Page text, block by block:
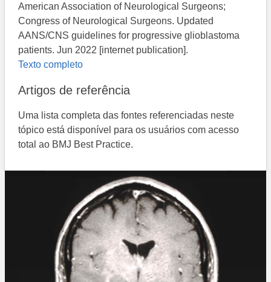
American Association of Neurological Surgeons;
Congress of Neurological Surgeons. Updated
AANS/CNS guidelines for progressive glioblastoma
patients. Jun 2022 [internet publication].
Texto completo
Artigos de referência
Uma lista completa das fontes referenciadas neste
tópico está disponível para os usuários com acesso
total ao BMJ Best Practice.